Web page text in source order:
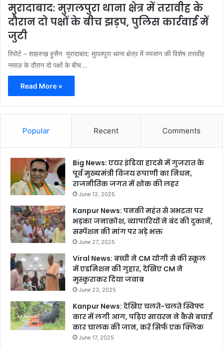
मुरादाबाद: मुग़लपुरा थाना क्षेत्र में तरावीह के
दौरान दो पक्षों के बीच झड़प, पुलिस कार्रवाई में
जुटी
रिपोर्ट – शाहरुख़ हुसैन मुरादाबाद: मुग़लपुरा थाना क्षेत्र में रमजान की विशेष तरावीह
नमाज़ के दौरान दो पक्षों के बीच…
Read More »
Popular Recent Comments
Big News: एयर इंडिया हादसे में गुजरात के
पूर्व मुख्यमंत्री विजय रूपाणी का निधन,
राजनीतिक जगत में शोक की लहर
June 12, 2025
Kanpur News: पनकी महंत से अभद्रता पर
भड़का जनाक्रोश, व्यापारियों ने बंद की दुकानें,
सस्पेंशन की मांग पर अड़े भक्त
June 27, 2025
Viral News: बच्ची ने CM योगी से की स्कूल
में एडमिशन की गुहार, देखिए CM ने
मुस्कुराकर दिया जवाब
June 23, 2025
Kanpur News: देखिए चलते-चलते स्विफ्ट
कार में लगी आग, पढ़िए सायरन ने कैसे बचाई
कार चालक की जान, करें सिर्फ एक क्लिक
June 17, 2025